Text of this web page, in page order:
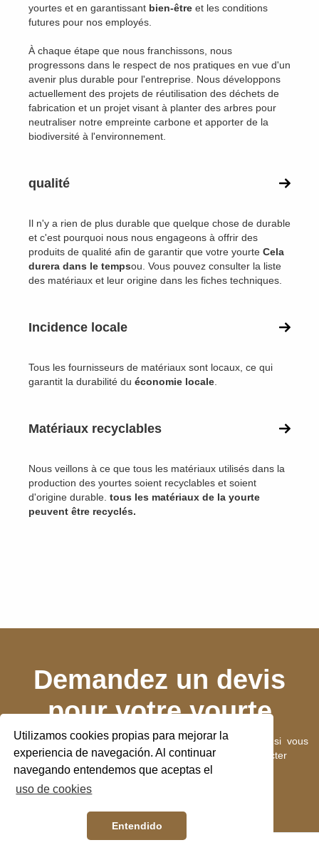
Utilizamos cookies propias para mejorar la
experiencia de navegación. Al continuar
navegando entendemos que aceptas el
uso de cookies
Entendido
yourtes et en garantissant bien-être et les conditions
futures pour nos employés.
À chaque étape que nous franchissons, nous
progressons dans le respect de nos pratiques en vue d'un
avenir plus durable pour l'entreprise. Nous développons
actuellement des projets de réutilisation des déchets de
fabrication et un projet visant à planter des arbres pour
neutraliser notre empreinte carbone et apporter de la
biodiversité à l'environnement.
qualité
Il n'y a rien de plus durable que quelque chose de durable
et c'est pourquoi nous nous engageons à offrir des
produits de qualité afin de garantir que votre yourte Cela
durera dans le tempsou. Vous pouvez consulter la liste
des matériaux et leur origine dans les fiches techniques.
Incidence locale
Tous les fournisseurs de matériaux sont locaux, ce qui
garantit la durabilité du économie locale
Matériaux recyclables
Nous veillons à ce que tous les matériaux utilisés dans la
production des yourtes soient recyclables et soient
d'origine durable. tous les matériaux de la yourte
peuvent être recyclés.
Demandez un devis
pour votre yourte
Si vous souhaitez en savoir plus sur nos yourtes ou si vous
souhaitez demander un devis, n'hésitez pas à nous contacter